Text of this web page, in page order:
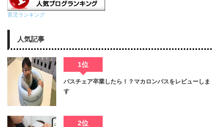
育児ランキング
人気記事
1位
バスチェア卒業したら！？マカロンバスをレビューしま
す
2位